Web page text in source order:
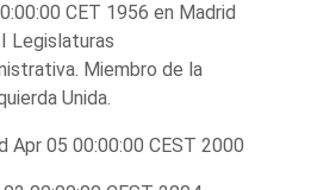
CET 1956 en Madrid
Legislaturas
Miembro de la
Unida.
Apr 05 00:00:00 CEST 2000